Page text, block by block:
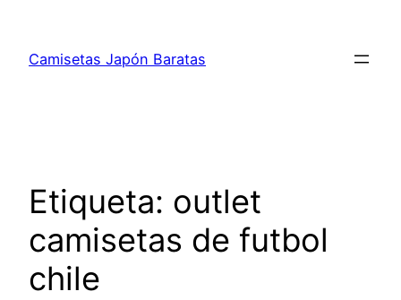
contenido
Camisetas Japón Baratas
Etiqueta: outlet
camisetas de futbol
chile